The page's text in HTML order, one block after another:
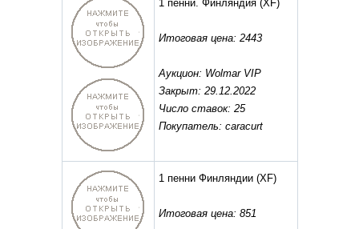
1 пенни. Финляндия(XF)
Итоговая цена: 2443
Аукцион: Wolmar VIP
Закрыт: 29.12.2022
Число ставок: 25
Покупатель: caracurt
1 пенни Финляндии(XF)
Итоговая цена: 851